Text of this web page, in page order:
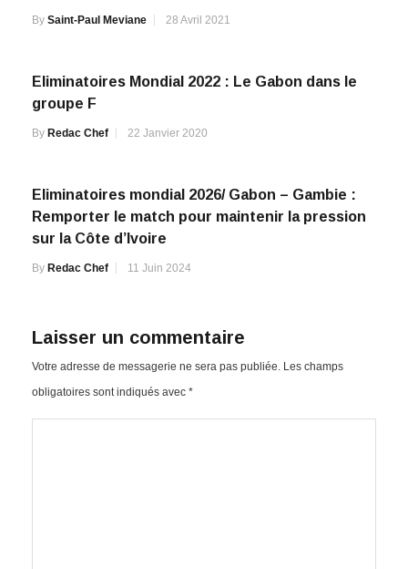
By Saint-Paul Meviane 28 Avril 2021
Eliminatoires Mondial 2022 : Le Gabon dans le
groupe F
By Redac Chef 22 Janvier 2020
Eliminatoires mondial 2026/ Gabon – Gambie :
Remporter le match pour maintenir la pression
sur la Côte d’Ivoire
By Redac Chef 11 Juin 2024
Laisser un commentaire
Votre adresse de messagerie ne sera pas publiée. Les champs
obligatoires sont indiqués avec *